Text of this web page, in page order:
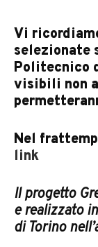
Vi
selezionate
Politecnico
visibili non
Nel
link
Il progetto
e realizzato
di Torino